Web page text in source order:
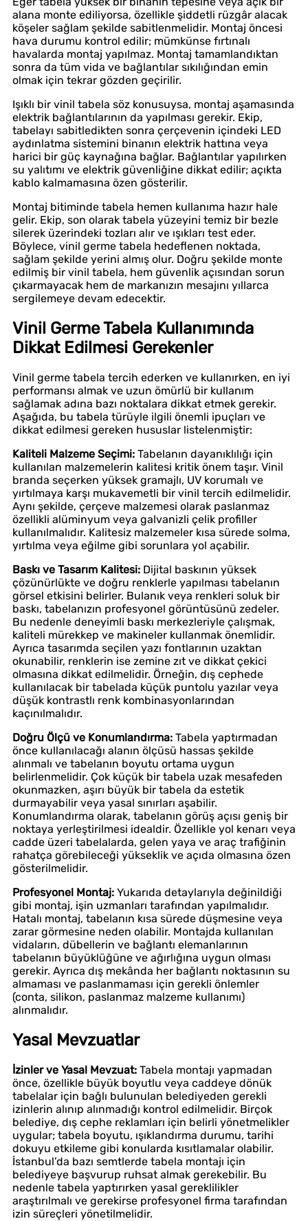
alana monte ediliyorsa, özellikle şiddetli rüzgâr alacak
köşeler sağlam şekilde sabitlenmelidir. Montaj öncesi
hava durumu kontrol edilir; mümkünse fırtınalı
havalarda montaj yapılmaz. Montaj tamamlandıktan
sonra da tüm vida ve bağlantılar sıkılığından emin
olmak için tekrar gözden geçirilir.
Işıklı bir vinil tabela söz konusuysa, montaj aşamasında
elektrik bağlantılarının da yapılması gerekir. Ekip,
tabelayı sabitledikten sonra çerçevenin içindeki LED
aydınlatma sistemini binanın elektrik hattına veya
harici bir güç kaynağına bağlar. Bağlantılar yapılırken
su yalıtımı ve elektrik güvenliğine dikkat edilir; açıkta
kablo kalmamasına özen gösterilir.
Montaj bitiminde tabela hemen kullanıma hazır hale
gelir. Ekip, son olarak tabela yüzeyini temiz bir bezle
silerek üzerindeki tozları alır ve ışıkları test eder.
Böylece, vinil germe tabela hedeflenen noktada,
sağlam şekilde yerini almış olur. Doğru şekilde monte
edilmiş bir vinil tabela, hem güvenlik açısından sorun
çıkarmayacak hem de markanızın mesajını yıllarca
sergilemeye devam edecektir.
Vinil Germe Tabela Kullanımında
Dikkat Edilmesi Gerekenler
Vinil germe tabela tercih ederken ve kullanırken, en iyi
performansı almak ve uzun ömürlü bir kullanım
sağlamak adına bazı noktalara dikkat etmek gerekir.
Aşağıda, bu tabela türüyle ilgili önemli ipuçları ve
dikkat edilmesi gereken hususlar listelenmiştir:
Kaliteli Malzeme Seçimi: Tabelanın dayanıklılığı için
kullanılan malzemelerin kalitesi kritik önem taşır. Vinil
branda seçerken yüksek gramajlı, UV korumalı ve
yırtılmaya karşı mukavemetli bir vinil tercih edilmelidir.
Aynı şekilde, çerçeve malzemesi olarak paslanmaz
özellikli alüminyum veya galvanizli çelik profiller
kullanılmalıdır. Kalitesiz malzemeler kısa sürede solma,
yırtılma veya eğilme gibi sorunlara yol açabilir.
Baskı ve Tasarım Kalitesi: Dijital baskının yüksek
çözünürlükte ve doğru renklerle yapılması tabelanın
görsel etkisini belirler. Bulanık veya renkleri soluk bir
baskı, tabelanızın profesyonel görüntüsünü zedeler.
Bu nedenle deneyimli baskı merkezleriyle çalışmak,
kaliteli mürekkep ve makineler kullanmak önemlidir.
Ayrıca tasarımda seçilen yazı fontlarının uzaktan
okunabilir, renklerin ise zemine zıt ve dikkat çekici
olmasına dikkat edilmelidir. Örneğin, dış cephede
kullanılacak bir tabelada küçük puntolu yazılar veya
düşük kontrastlı renk kombinasyonlarından
kaçınılmalıdır.
Doğru Ölçü ve Konumlandırma: Tabela yaptırmadan
önce kullanılacağı alanın ölçüsü hassas şekilde
alınmalı ve tabelanın boyutu ortama uygun
belirlenmelidir. Çok küçük bir tabela uzak mesafeden
okunmazken, aşırı büyük bir tabela da estetik
durmayabilir veya yasal sınırları aşabilir.
Konumlandırma olarak, tabelanın görüş açısı geniş bir
noktaya yerleştirilmesi idealdir. Özellikle yol kenarı veya
cadde üzeri tabelalarda, gelen yaya ve araç trafiğinin
rahatça görebileceği yükseklik ve açıda olmasına özen
gösterilmelidir.
Profesyonel Montaj: Yukarıda detaylarıyla değinildiği
gibi montaj, işin uzmanları tarafından yapılmalıdır.
Hatalı montaj, tabelanın kısa sürede düşmesine veya
zarar görmesine neden olabilir. Montajda kullanılan
vidaların, dübellerin ve bağlantı elemanlarının
tabelanın büyüklüğüne ve ağırlığına uygun olması
gerekir. Ayrıca dış mekânda her bağlantı noktasının su
almaması ve paslanmaması için gerekli önlemler
(conta, silikon, paslanmaz malzeme kullanımı)
alınmalıdır.
Yasal Mevzuatlar
İzinler ve Yasal Mevzuat: Tabela montajı yapmadan
önce, özellikle büyük boyutlu veya caddeye dönük
tabelalar için bağlı bulunulan belediyeden gerekli
izinlerin alınıp alınmadığı kontrol edilmelidir. Birçok
belediye, dış cephe reklamları için belirli yönetmelikler
uygular; tabela boyutu, ışıklandırma durumu, tarihi
dokuyu etkileme gibi konularda kısıtlamalar olabilir.
İstanbul’da bazı semtlerde tabela montajı için
belediyeye başvurup ruhsat almak gerekebilir. Bu
nedenle tabela yaptırırken yasal gereklilikler
araştırılmalı ve gerekirse profesyonel firma tarafından
izin süreçleri yönetilmelidir.